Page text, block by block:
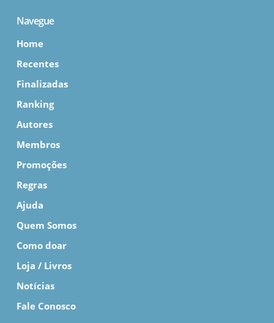
Navegue
Home
Recentes
Finalizadas
Ranking
Autores
Membros
Promoções
Regras
Ajuda
Quem Somos
Como doar
Loja / Livros
Notícias
Fale Conosco